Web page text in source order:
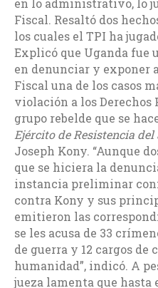
en lo administrativo, lo
Fiscal. Resaltó dos
los cuales el TPI ha
Explicó que Uganda fue
en denunciar y exponer
Fiscal una de los casos
violación a los Derechos
grupo rebelde que se
Ejército de Resistencia del
Joseph Kony. “Aunque
que se hiciera la
instancia preliminar
contra Kony y sus
emitieron las
se les acusa de 33
de guerra y 12 cargos de
humanidad”, indicó. A
jueza lamenta que hasta